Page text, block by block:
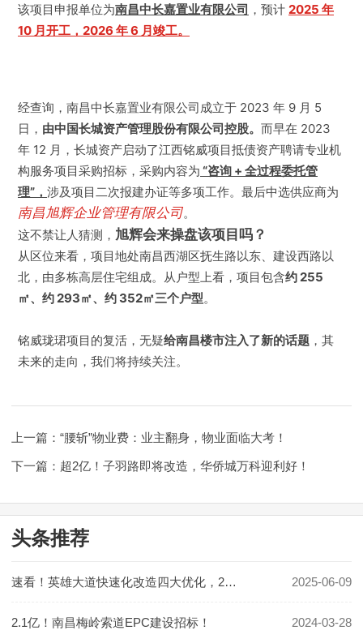
该项目申报单位为南昌中长嘉置业有限公司 ，预计 2025 年
10 月开工，2026 年 6 月竣工。
经查询，南昌中长嘉置业有限公司成立于 2023 年 9 月 5
日， 由中国长城资产管理股份有限公司控股。 而早在 2023
年 12 月，长城资产启动了江西铭威项目抵债资产聘请专业机
构服务项目采购招标，采购内容为 “咨询 + 全过程委托管
理”， 涉及项目二次报建办证等多项工作。最后中选供应商为
南昌旭辉企业管理有限公司。
这不禁让人猜测， 旭辉会来操盘该项目吗？
从区位来看，项目地处南昌西湖区抚生路以东、建设西路以
北，由多栋高层住宅组成。从户型上看，项目包含约 255
㎡、约 293㎡、约 352㎡三个户型。
铭威珑珺项目的复活，无疑给南昌楼市注入了新的话题 ，其
未来的走向，我们将持续关注。
上一篇：“腰斩”物业费：业主翻身，物业面临大考！
下一篇：超2亿！子羽路即将改造，华侨城万科迎利好！
头条推荐
速看！英雄大道快速化改造四大优化，2028 年竣工 2025-06-09
2.1亿！南昌梅岭索道EPC建设招标！ 2024-03-28
红谷滩区
经开区
高新区
新建区
南昌县
安义县
进贤县